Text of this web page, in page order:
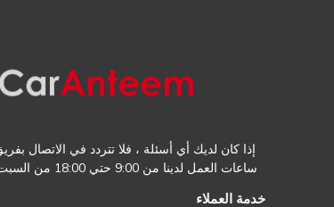
إذا كان لديك أي أسئلة ، فلا تتردد في الاتصال
ساعات العمل لدينا من 9:00 حتي 18:00 من السبت إلى الخميس
خدمة العملاء